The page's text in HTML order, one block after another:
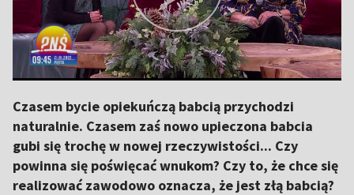
Czasem bycie opiekuńczą babcią przychodzi
naturalnie. Czasem zaś nowo upieczona babcia
gubi się trochę w nowej rzeczywistości... Czy
powinna się poświęcać wnukom? Czy to, że chce się
realizować zawodowo oznacza, że jest złą babcią?